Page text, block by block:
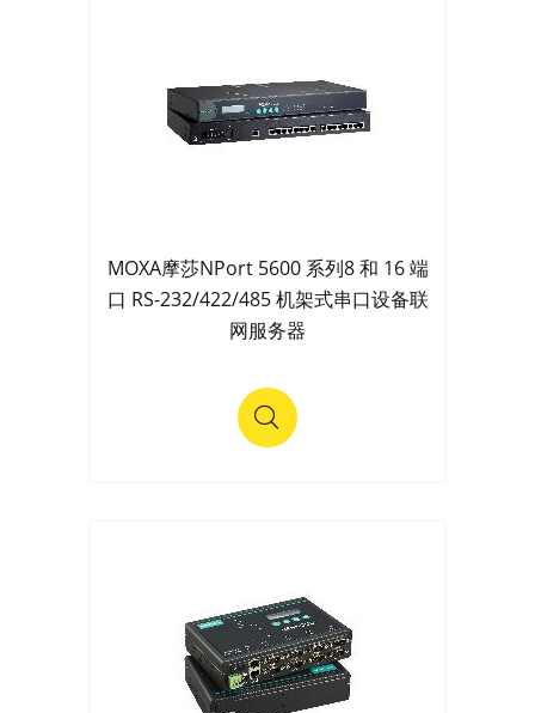
MOXA摩莎NPort 5600 系列8 和 16 端
口 RS-232/422/485 机架式串口设备联
网服务器